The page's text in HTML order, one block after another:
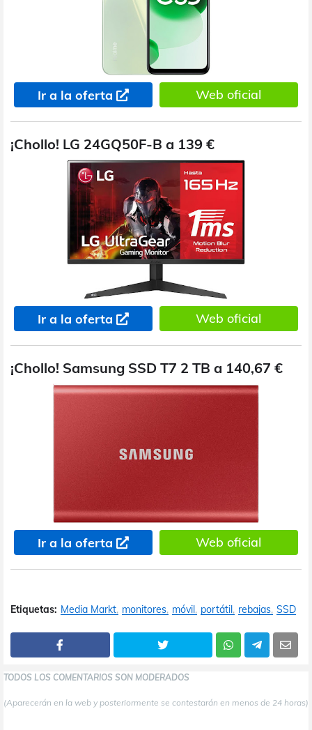
Ir a la oferta Web oficial
¡Chollo! LG 24GQ50F-B a 139 €
Ir a la oferta Web oficial
¡Chollo! Samsung SSD T7 2 TB a 140,67 €
Ir a la oferta Web oficial
Etiquetas: Media Markt monitores móvil portátil rebajas SSD
TODOS LOS COMENTARIOS SON MODERADOS
(Aparecerán en la web y posteriormente se contestarán en menos de 24 horas)